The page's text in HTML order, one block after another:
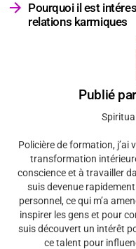
Pourquoi il est
relations karmiques
Publié
Policière de formation, j’ai
transformation
conscience et à travailler
suis devenue
personnel, ce qui m’a
inspirer les gens et pour
suis découvert un intérêt
ce talent pour